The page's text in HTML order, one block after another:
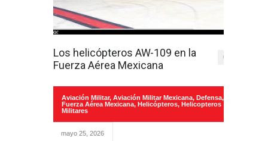
Los helicópteros AW-109 en la
Fuerza Aérea Mexicana
0
Aviación Militar, Aviación Militar Mexicana, Defensa,
Fuerza Aérea Mexicana, Helicópteros, Helicopteros
Militares
mayo 25, 2026